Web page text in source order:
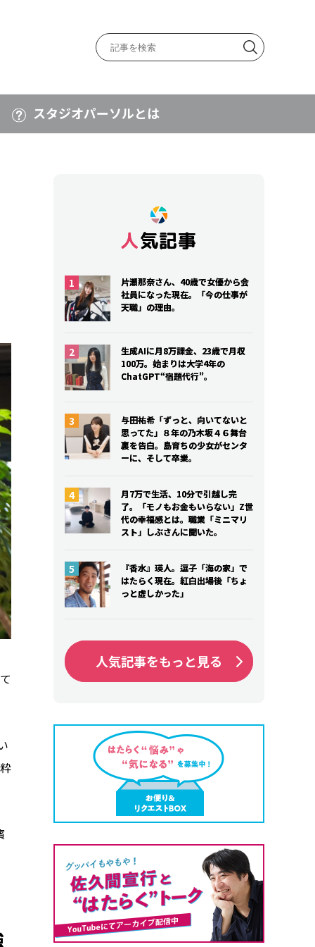
スタジオパーソルとは
人気記事
片瀬那奈さん、40歳で女優から会
社員になった現在。「今の仕事が
天職」の理由。
生成AIに月8万課金、23歳で月収
100万。始まりは大学4年の
ChatGPT“宿題代行”。
与田祐希「ずっと、向いてないと
思ってた」８年の乃木坂４６舞台
裏を告白。島育ちの少女がセンタ
ーに、そして卒業。
月7万で生活、10分で引越し完
了。「モノもお金もいらない」Z世
代の幸福感とは。職業「ミニマリ
スト」しぶさんに聞いた。
『香水』瑛人。逗子「海の家」で
はたらく現在。紅白出場後「ちょ
っと虚しかった」
人気記事をもっと見る
人気記事
片瀬那奈さん、40歳で女優から会
社員になった現在。「今の仕事が
天職」の理由。
生成AIに月8万課金、23歳で月収
100万。始まりは大学4年の
ChatGPT“宿題代行”。
与田祐希「ずっと、向いてないと
思ってた」８年の乃木坂４６舞台
裏を告白。島育ちの少女がセンタ
ーに、そして卒業。
月7万で生活、10分で引越し完
了。「モノもお金もいらない」Z世
代の幸福感とは。職業「ミニマリ
スト」しぶさんに聞いた。
『香水』瑛人。逗子「海の家」で
はたらく現在。紅白出場後「ちょ
っと虚しかった」
人気記事をもっと見る